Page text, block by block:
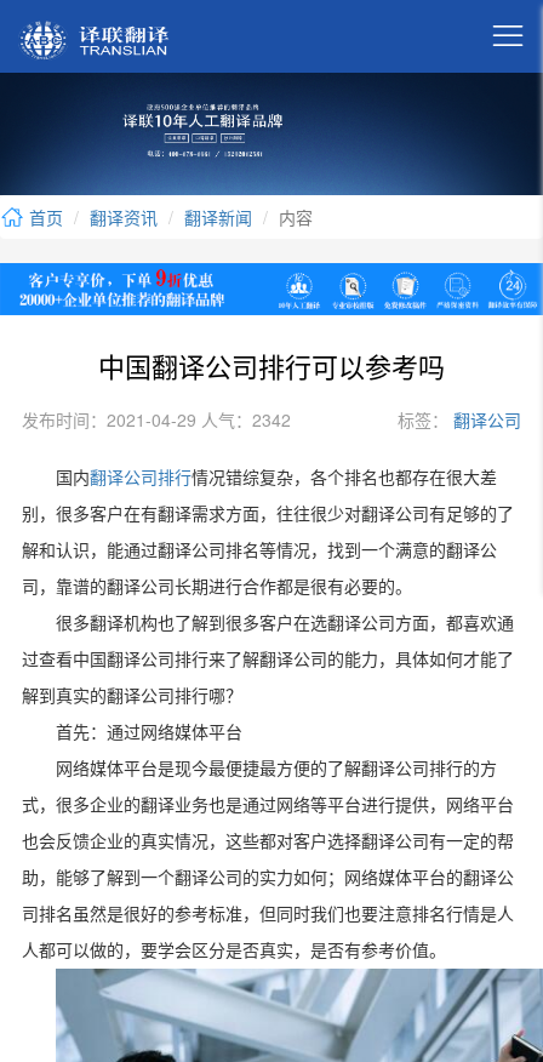

首页 翻译资讯 翻译新闻 内容
中国翻译公司排行可以参考吗
发布时间：2021-04-29 人气：2342 标签： 翻译公司
国内翻译公司排行情况错综复杂，各个排名也都存在很大差
别，很多客户在有翻译需求方面，往往很少对翻译公司有足够的了
解和认识，能通过翻译公司排名等情况，找到一个满意的翻译公
司，靠谱的翻译公司长期进行合作都是很有必要的。
很多翻译机构也了解到很多客户在选翻译公司方面，都喜欢通
过查看中国翻译公司排行来了解翻译公司的能力，具体如何才能了
解到真实的翻译公司排行哪？
首先：通过网络媒体平台
网络媒体平台是现今最便捷最方便的了解翻译公司排行的方
式，很多企业的翻译业务也是通过网络等平台进行提供，网络平台
也会反馈企业的真实情况，这些都对客户选择翻译公司有一定的帮
助，能够了解到一个翻译公司的实力如何；网络媒体平台的翻译公
司排名虽然是很好的参考标准，但同时我们也要注意排名行情是人
人都可以做的，要学会区分是否真实，是否有参考价值。